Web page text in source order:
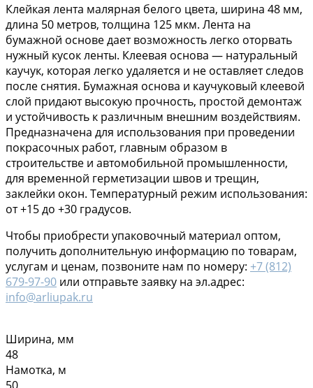
Клейкая лента малярная белого цвета, ширина 48 мм,
длина 50 метров, толщина 125 мкм. Лента на
бумажной основе дает возможность легко оторвать
нужный кусок ленты. Клеевая основа — натуральный
каучук, которая легко удаляется и не оставляет следов
после снятия. Бумажная основа и каучуковый клеевой
слой придают высокую прочность, простой демонтаж
и устойчивость к различным внешним воздействиям.
Предназначена для использования при проведении
покрасочных работ, главным образом в
строительстве и автомобильной промышленности,
для временной герметизации швов и трещин,
заклейки окон. Температурный режим использования:
от +15 до +30 градусов.
Чтобы приобрести упаковочный материал оптом,
получить дополнительную информацию по товарам,
услугам и ценам, позвоните нам по номеру: +7 (812)
679-97-90 или отправьте заявку на эл.адрес:
info@arliupak.ru
Ширина, мм
48
Намотка, м